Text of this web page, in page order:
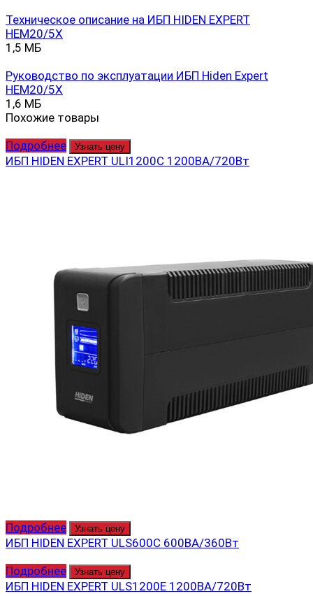
Техническое описание на ИБП HIDEN EXPERT
HEM20/5X
1,5 МБ
Руководство по эксплуатации ИБП Hiden Expert
HEM20/5X
1,6 МБ
Похожие товары
Подробнее
Узнать цену
ИБП HIDEN EXPERT ULI1200C 1200ВА/720Вт
Подробнее Узнать цену
ИБП HIDEN EXPERT ULS600С 600ВА/360Вт
Подробнее
Узнать цену
ИБП HIDEN EXPERT ULS1200E 1200ВА/720Вт